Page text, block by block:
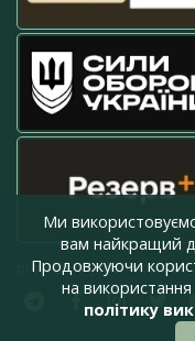
press@armyinform.com.ua
Ми
вам найкращий
Продовжуючи
на
політику